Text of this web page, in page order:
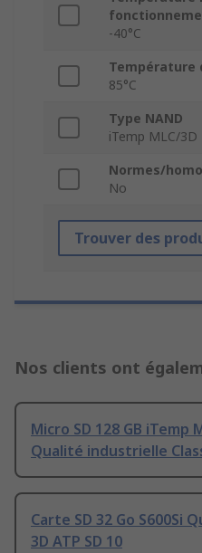
-40°C
Température
85°C
Type NAND
iTemp MLC/3D
Normes/
No
Trouver des
Nos clients ont
Micro SD 128 GB iTemp
Qualité industrielle
Carte SD 32 Go S600Si
3D ATP SD 10